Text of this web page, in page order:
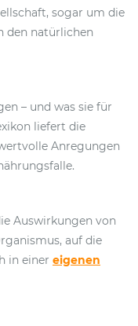
sogar um die
den natürlichen
– und was sie für
liefert die
Anregungen
Auswirkungen von
auf die
in einer eigenen